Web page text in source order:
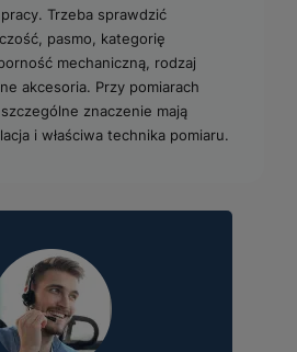
Trzeba sprawdzić
pasmo, kategorię
mechaniczną, rodzaj
akcesoria. Przy pomiarach
znaczenie mają
i właściwa technika pomiaru.